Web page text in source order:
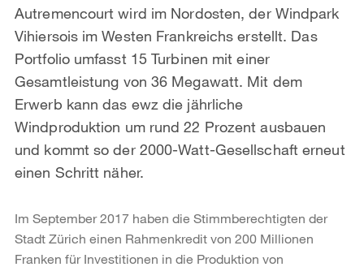
Autremencourt wird im Nordosten, der Windpark
Vihiersois im Westen Frankreichs erstellt. Das
Portfolio umfasst 15 Turbinen mit einer
Gesamtleistung von 36 Megawatt. Mit dem
Erwerb kann das ewz die jährliche
Windproduktion um rund 22 Prozent ausbauen
und kommt so der 2000-Watt-Gesellschaft erneut
einen Schritt näher.
Im September 2017 haben die Stimmberechtigten der
Stadt Zürich einen Rahmenkredit von 200 Millionen
Franken für Investitionen in die Produktion von